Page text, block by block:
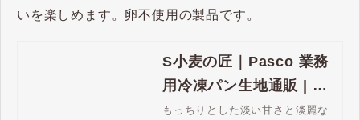
いを楽しめます。卵不使用の製品です。
S小麦の匠｜Pasco 業務
用冷凍パン生地通販 | Pa
sco 業務用冷凍パン生地
もっちりとした淡い甘さと淡麗な